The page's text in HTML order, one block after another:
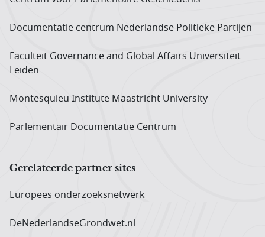
Documentatie centrum Neder­landse Politieke Partijen
Faculteit Governance and Global Affairs Universiteit
Leiden
Montesquieu Institute Maastricht University
Parlementair Documentatie Centrum
Gerelateerde partner sites
Europees onderzoeks­netwerk
DeNederlandseGrondwet.nl